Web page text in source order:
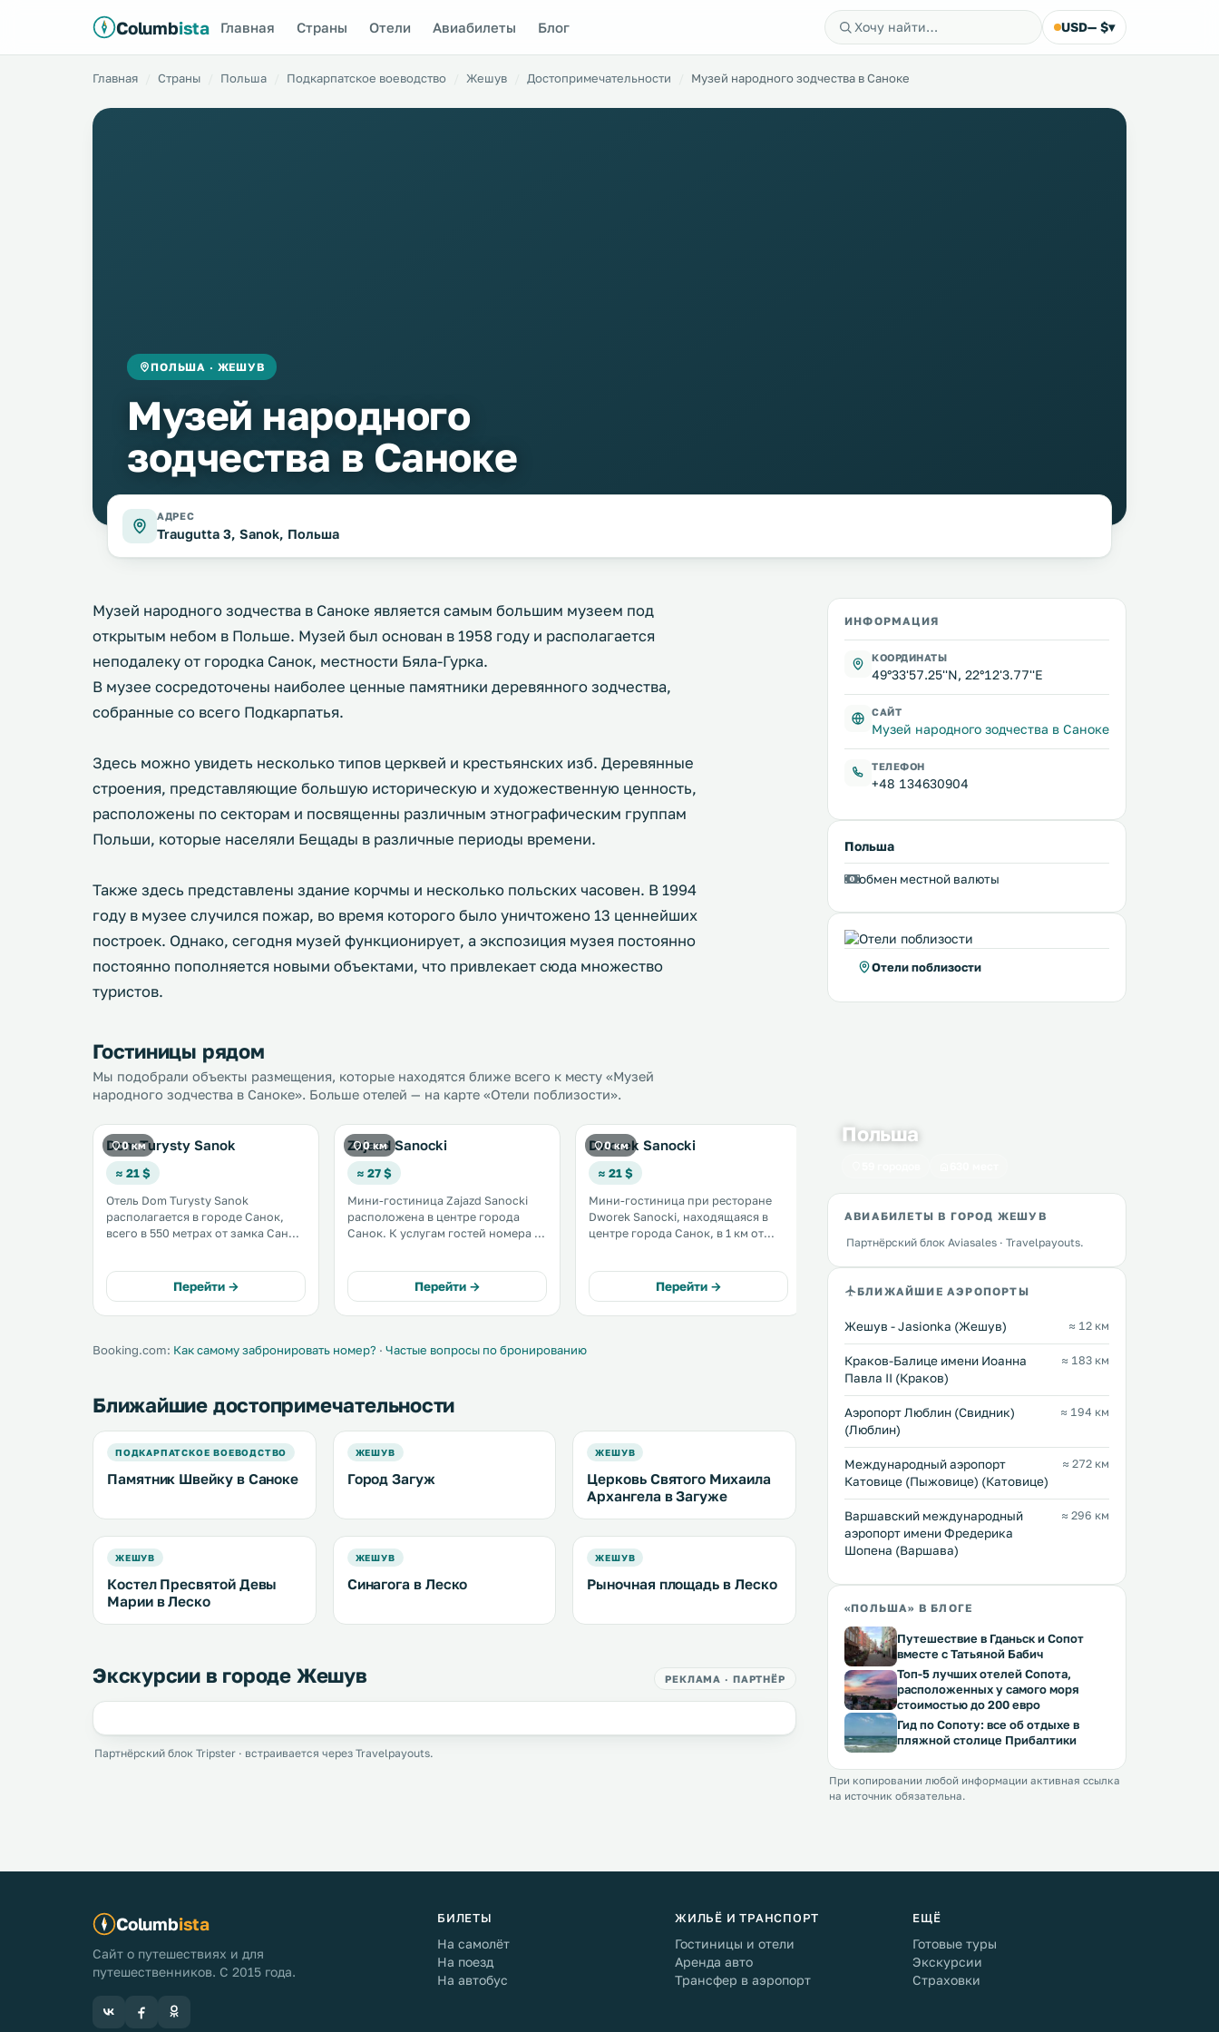
Columbista Главная Страны Отели Авиабилеты Блог USD— $▾
Главная Страны Польша Подкарпатское воеводство Жешув Достопримечательности Музей народного зодчества в Саноке
ПОЛЬША · ЖЕШУВ
Музей народного
зодчества в Саноке
АДРЕС
Traugutta 3, Sanok, Польша
Музей народного зодчества в Саноке является самым большим музеем под
открытым небом в Польше. Музей был основан в 1958 году и располагается
неподалеку от городка Санок, местности Бяла-Гурка.
В музее сосредоточены наиболее ценные памятники деревянного зодчества,
собранные со всего Подкарпатья.
Здесь можно увидеть несколько типов церквей и крестьянских изб. Деревянные
строения, представляющие большую историческую и художественную ценность,
расположены по секторам и посвященны различным этнографическим группам
Польши, которые населяли Бещады в различные периоды времени.
Также здесь представлены здание корчмы и несколько польских часовен. В 1994
году в музее случился пожар, во время которого было уничтожено 13 ценнейших
построек. Однако, сегодня музей функционирует, а экспозиция музея постоянно
постоянно пополняется новыми объектами, что привлекает сюда множество
туристов.
Гостиницы рядом
Мы подобрали объекты размещения, которые находятся ближе всего к месту «Музей
народного зодчества в Саноке». Больше отелей — на карте «Отели поблизости».
0 км
Dom Turysty Sanok
≈ 21 $
Отель Dom Turysty Sanok
располагается в городе Санок,
всего в 550 метрах от замка Санок
Перейти →
0 км
Zajazd Sanocki
≈ 27 $
Мини-гостиница Zajazd Sanocki
расположена в центре города
Санок. К услугам гостей номера с
составляет 800 метров, а до
железнодорожного вокзала
Санока — 2 км. .
Перейти →
0 км
Dworek Sanocki
≈ 21 $
Мини-гостиница при ресторане
Dworek Sanocki, находящаяся в
центре города Санок, в 1 км от
бесплатным Wi-Fi. .
Перейти →
1 км
W Kamienicy
W Kamienicy offers accommodation
in Sanok, 600 metres from Skansen
from Sanok Castle. Free private
parking is available on site. .
Перейти →
рядом с Рыночной
услугам гостей
Booking.com: Как самому забронировать номер? · Частые вопросы по бронированию
Ближайшие достопримечательности
ПОДКАРПАТСКОЕ ВОЕВОДСТВО
Памятник Швейку в Саноке
ЖЕШУВ
Город Загуж
ЖЕШУВ
Церковь Святого Михаила
Архангела в Загуже
ЖЕШУВ
Костел Пресвятой Девы
Марии в Леско
ЖЕШУВ
Синагога в Леско
ЖЕШУВ
Рыночная площадь в Леско
Экскурсии в городе Жешув РЕКЛАМА · ПАРТНЁР
Партнёрский блок Tripster · встраивается через Travelpayouts.
ИНФОРМАЦИЯ
КООРДИНАТЫ
49°33'57.25''N, 22°12'3.77''E
САЙТ
Музей народного зодчества в Саноке
ТЕЛЕФОН
+48 134630904
Польша
обмен местной валюты
Отели поблизости
Польша
АВИАБИЛЕТЫ В ГОРОД ЖЕШУВ
Партнёрский блок Aviasales · Travelpayouts.
БЛИЖАЙШИЕ АЭРОПОРТЫ
Жешув - Jasionka (Жешув) ≈ 12 км
Краков-Балице имени Иоанна
Павла II (Краков)
≈ 183 км
Аэропорт Люблин (Свидник)
(Люблин)
≈ 194 км
Международный аэропорт
Катовице (Пыжовице) (Катовице)
≈ 272 км
Варшавский международный
аэропорт имени Фредерика
Шопена (Варшава)
≈ 296 км
«ПОЛЬША» В БЛОГЕ
Путешествие в Гданьск и Сопот
вместе с Татьяной Бабич
Топ-5 лучших отелей Сопота,
расположенных у самого моря
стоимостью до 200 евро
Гид по Сопоту: все об отдыхе в
пляжной столице Прибалтики
При копировании любой информации активная ссылка
на источник обязательна.
Columbista
Сайт о путешествиях и для
путешественников. С 2015 года.
БИЛЕТЫ
На самолёт
На поезд
На автобус
ЖИЛЬЁ И ТРАНСПОРТ
Гостиницы и отели
Аренда авто
Трансфер в аэропорт
ЕЩЁ
Готовые туры
Экскурсии
Страховки